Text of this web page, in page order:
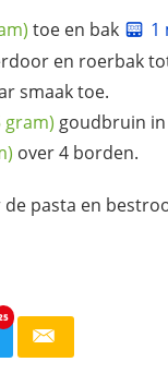
toe en bak 1
en roerbak
smaak toe.
gram) goudbruin
over 4 borden.
pasta en